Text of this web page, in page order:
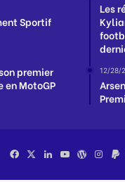
Sportif
premier
en MotoGP
Les
12/28/
FacebookLinkedinYouTube